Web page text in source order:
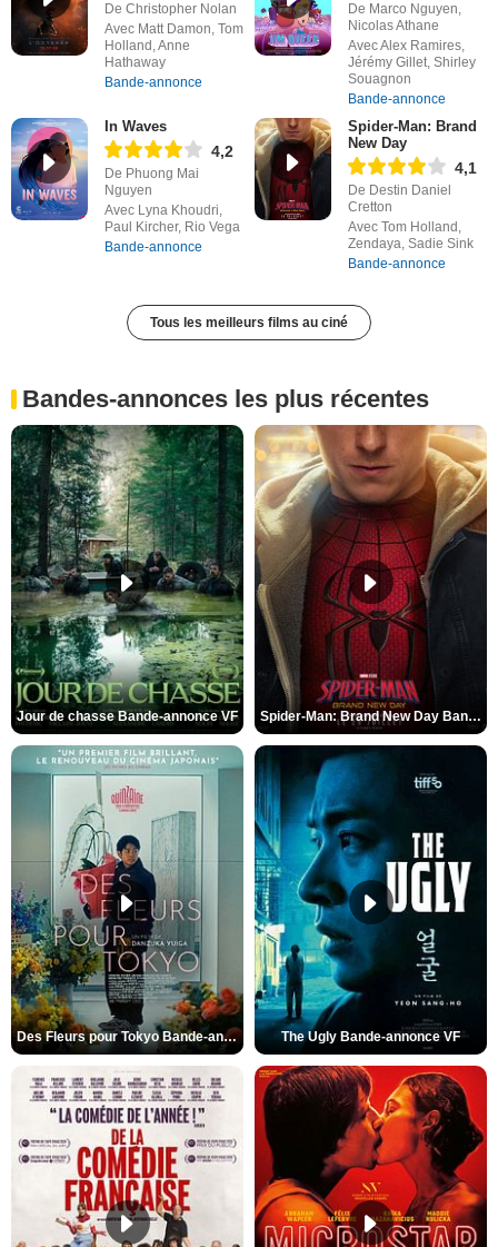
De Christopher Nolan
Avec Matt Damon, Tom
Holland, Anne
Hathaway
Bande-annonce
De Marco Nguyen,
Nicolas Athane
Avec Alex Ramires,
Jérémy Gillet, Shirley
Souagnon
Bande-annonce
In Waves
4,2
De Phuong Mai
Nguyen
Avec Lyna Khoudri,
Paul Kircher, Rio Vega
Bande-annonce
Spider-Man: Brand
New Day
4,1
De Destin Daniel
Cretton
Avec Tom Holland,
Zendaya, Sadie Sink
Bande-annonce
Tous les meilleurs films au ciné
Bandes-annonces les plus récentes
Jour de chasse Bande-annonce VF Spider-Man: Brand New Day Bande-annonce (3) VO STFR
Des Fleurs pour Tokyo Bande-annonce VO STFR The Ugly Bande-annonce VF